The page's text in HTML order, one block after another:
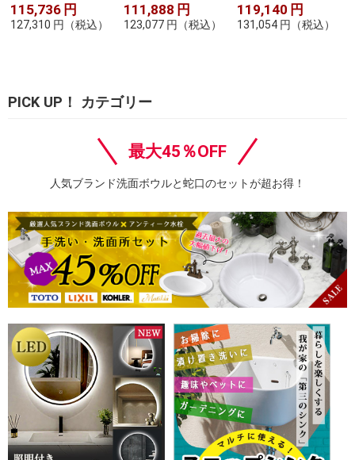
115,736 円
127,310 円 （税込）
111,888 円
123,077 円 （税込）
119,140 円
131,054 円 （税込）
PICK UP！ カテゴリー
最大45％OFF
人気ブランド洗面ボウルと蛇口のセットが超お得！